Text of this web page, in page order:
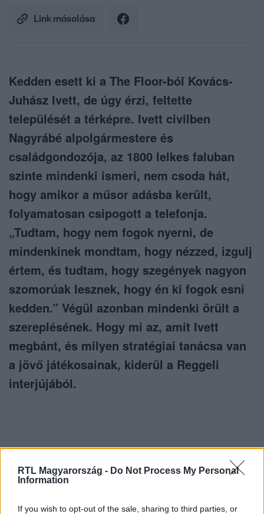
RTL Magyarország - Do Not Process My Personal
Information
If you wish to opt-out of the sale, sharing to third parties, or
Link másolása
Kedden esett ki a The Floor-ból Kovács-
Juhász Ivett, de úgy érzi, feltette
települését a térképre. Ivett civilben
Nagyrábé alpolgármestere és
családgondozója, az 1800 lelkes faluban
szinte mindenki ismeri, nem csoda hát,
hogy amikor a műsor adásba került,
folyamatosan csipogott a telefonja.
„Tudtam, hogy nem fogok nyerni, de
mindenkinek mondtam, hogy nézzed, izgulj
értem, és tudtam, hogy szegények nagyon
szomorúak lesznek, hogy én ki fogok esni
kedden.” Végül azonban mindenki örült a
szereplésének. Hogy mi az, amit Ivett
megbánt, és milyen stratégiai tanácsa van
a jövő játékosainak, kiderül a Reggeli
interjújából.
Itt állítsd be, hogy az RTL.hu az elsők között
legyen a Google-találatokban!